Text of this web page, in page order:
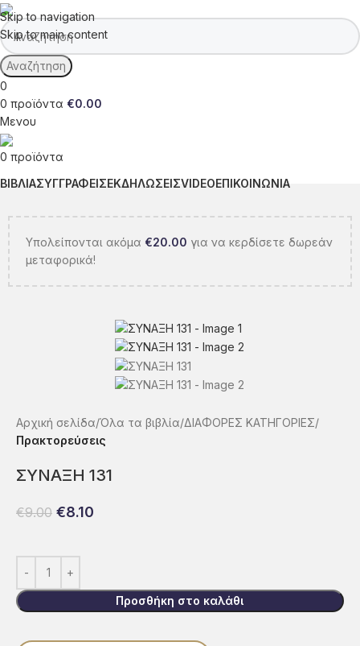
Skip to navigation
Skip to main content
Αναζήτηση
0
0 προϊόντα €0.00
Μενου
0 προϊόντα
ΒΙΒΛΙΑΣΥΓΓΡΑΦΕΙΣΕΚΔΗΛΩΣΕΙΣVIDEOΕΠΙΚΟΙΝΩΝΙΑ
Υπολείπονται ακόμα €20.00 για να κερδίσετε δωρεάν
μεταφορικά!
Αρχική σελίδα Όλα τα βιβλία ΔΙΑΦΟΡΕΣ ΚΑΤΗΓΟΡΙΕΣ
Πρακτoρεύσεις
ΣΥΝΑΞΗ 131
€9.00 €8.10
Προσθήκη στο καλάθι